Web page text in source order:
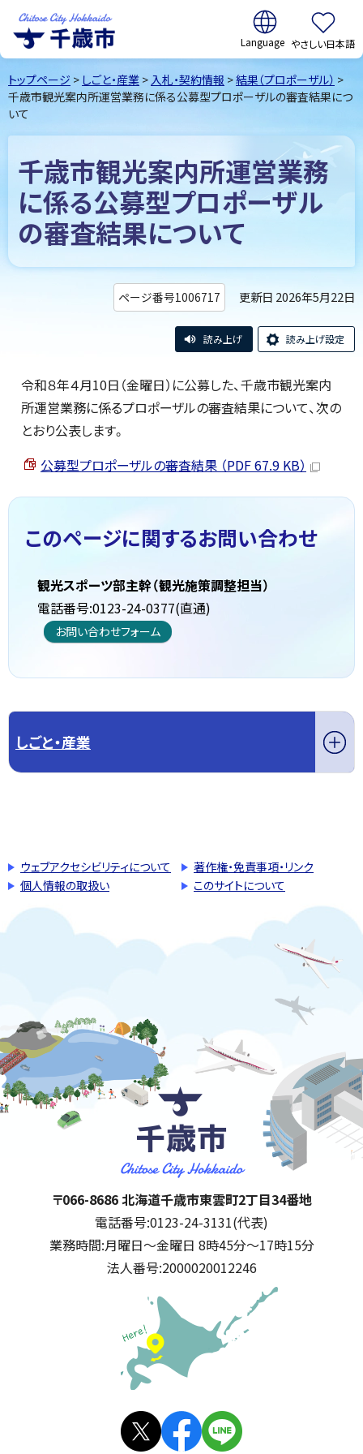
千歳市Chitose
City Hokkaido
翻訳:
やさしい日本語
トップページ > しごと・産業 >入札・契約情報 >結果（プロポーザル） >
千歳市観光案内所運営業務に係る公募型プロポーザルの審査結果につ
いて
千歳市観光案内所運営業務
に係る公募型プロポーザル
の審査結果について
ページ番号1006717 更新日 2026年5月22日
読み上げ 読み上げ設定
令和８年４月10日（金曜日）に公募した、千歳市観光案内
所運営業務に係るプロポーザルの審査結果について、次の
とおり公表します。
公募型プロポーザルの審査結果 （PDF 67.9 KB）
このページに関するお問い合わせ
観光スポーツ部主幹（観光施策調整担当）
電話番号:0123-24-0377(直通)
お問い合わせフォーム
しごと・産業
ウェブアクセシビリティについて
著作権・免責事項・リンク
個人情報の取扱い
このサイトについて
千歳市
住所:
〒066-8686 北海道千歳市東雲町2丁目34番地
電話番号:0123-24-3131(代表)
業務時間:月曜日～金曜日 8時45分～17時15分
法人番号:2000020012246
公式SNS